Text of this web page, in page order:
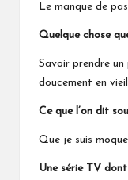
Le manque de
Quelque chose
Savoir prendre un
doucement en
Ce que l’on dit
Que je suis
Une série TV